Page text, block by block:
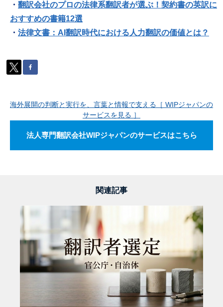
・ 翻訳会社のプロの法律系翻訳者が選ぶ！契約書の英訳に
おすすめの書籍12選
・ 法律文書：AI翻訳時代における人力翻訳の価値とは？
海外展開の判断と実行を、言葉と情報で支える［ WIPジャパンの
サービスを見る ］
法人専門翻訳会社WIPジャパンのサービスはこちら
関連記事